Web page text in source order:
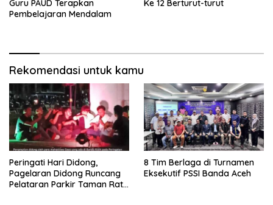
Guru PAUD Terapkan
Pembelajaran Mendalam
Ke 12 Berturut-turut
Rekomendasi untuk kamu
Peringati Hari Didong,
Pagelaran Didong Runcang
Pelataran Parkir Taman Ratu
8 Tim Berlaga di Turnamen
Eksekutif PSSI Banda Aceh